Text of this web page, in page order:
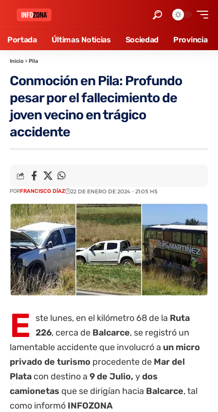
Portada Últimas Noticias Sociedad Provincia
Inicio › Pila
Conmoción en Pila: Profundo
pesar por el fallecimiento de
joven vecino en trágico
accidente
PORFRANCISCO DÍAZ 22 DE ENERO DE 2024 - 21:05 HS
E ste lunes, en el kilómetro 68 de la Ruta
226, cerca de Balcarce, se registró un
lamentable accidente que involucró a un micro
privado de turismo procedente de Mar del
Plata con destino a 9 de Julio, ydos
camionetas que se dirigían hacia Balcarce, tal
como informó INFOZONA